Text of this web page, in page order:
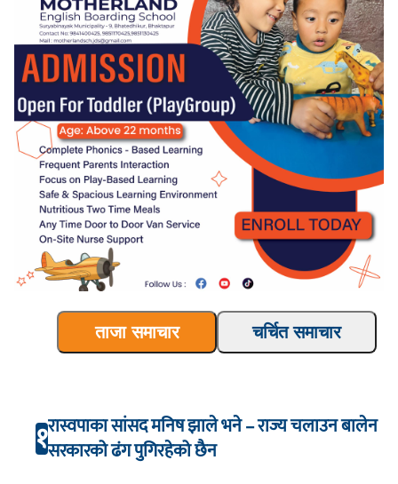
ताजा समाचार चर्चित समाचार
१रास्वपाका सांसद मनिष झाले भने – राज्य चलाउन बालेन
सरकारको ढंग पुगिरहेको छैन